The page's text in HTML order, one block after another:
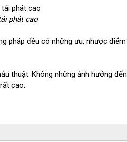
phát cao
pháp đều có những ưu, nhược điểm
thuật. Không những ảnh hưởng đến
cao.